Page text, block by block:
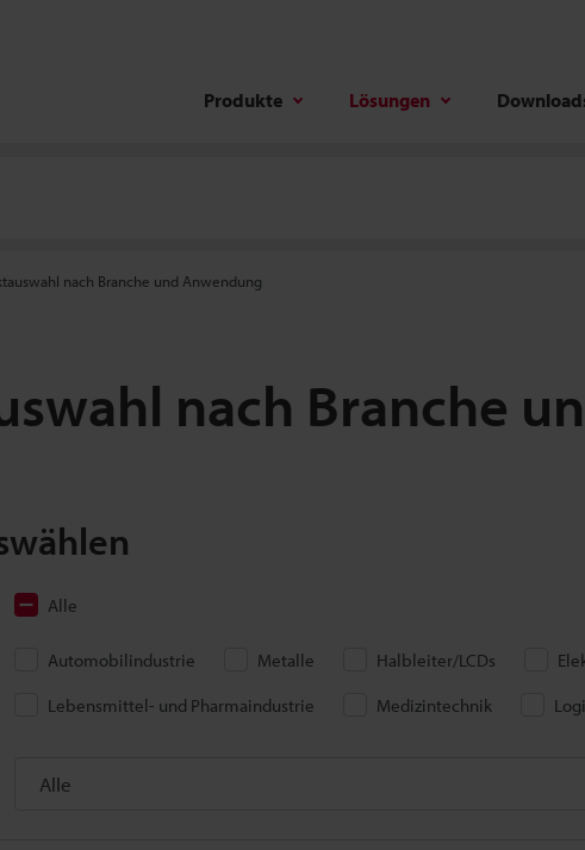
Produkte Lösungen
nach Branche und Anwendung
nach Branche
Alle
Automobilindustrie Metalle Halbleiter/LCDs
Lebensmittel- und Pharmaindustrie
Medizintechnik